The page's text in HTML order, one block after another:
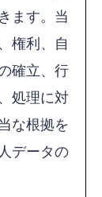
ます。当
権利、自
確立、行
処理に対
な根拠を
データの